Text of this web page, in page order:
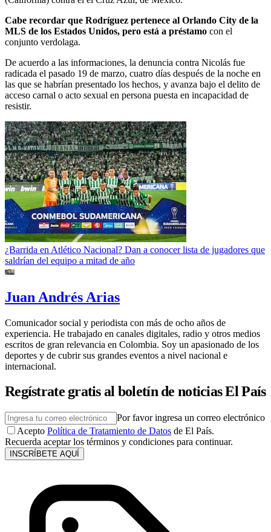
Cabe recordar que Rodríguez pertenece al Orlando City de la
MLS de los Estados Unidos, pero está a préstamo con el
conjunto verdolaga.
De acuerdo a las informaciones, la denuncia contra Nicolás fue
radicada el pasado 19 de marzo, cuatro días después de la noche en
las que se habrían presentado los hechos, y avanza bajo el delito de
acceso carnal o acto sexual en persona puesta en incapacidad de
resistir.
¿Barrida en Atlético Nacional? Dan a conocer lista de jugadores que
saldrían del equipo a mitad de año
Juan Andrés Arias
Comunicador social y periodista con más de ocho años de
experiencia. He trabajado en canales digitales, radio y otros medios
escritos de gran relevancia en Colombia. Soy un apasionado de los
deportes y de cubrir sus grandes eventos a nivel nacional e
internacional.
Regístrate gratis al boletín de noticias El País
Por favor ingresa un correo electrónico
Acepto Política de Tratamiento de Datos de El País.
Recuerda aceptar los términos y condiciones para continuar.
INSCRÍBETE AQUÍ